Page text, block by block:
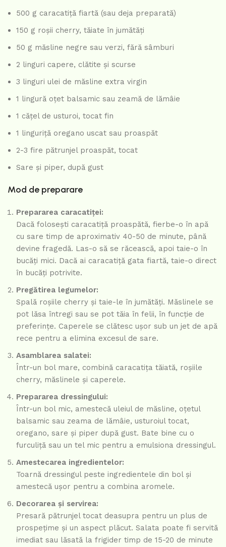
500 g caracatiță fiartă (sau deja preparată)
150 g roșii cherry, tăiate în jumătăți
50 g măsline negre sau verzi, fără sâmburi
2 linguri capere, clătite și scurse
3 linguri ulei de măsline extra virgin
1 lingură oțet balsamic sau zeamă de lămâie
1 cățel de usturoi, tocat fin
1 linguriță oregano uscat sau proaspăt
2-3 fire pătrunjel proaspăt, tocat
Sare și piper, după gust
Mod de preparare
Prepararea caracatiței:
Dacă folosești caracatiță proaspătă, fierbe-o în apă
cu sare timp de aproximativ 40-50 de minute, până
devine fragedă. Las-o să se răcească, apoi taie-o în
bucăți mici. Dacă ai caracatiță gata fiartă, taie-o direct
în bucăți potrivite.
Pregătirea legumelor:
Spală roșiile cherry și taie-le în jumătăți. Măslinele se
pot lăsa întregi sau se pot tăia în felii, în funcție de
preferințe. Caperele se clătesc ușor sub un jet de apă
rece pentru a elimina excesul de sare.
Asamblarea salatei:
Într-un bol mare, combină caracatița tăiată, roșiile
cherry, măslinele și caperele.
Prepararea dressingului:
Într-un bol mic, amestecă uleiul de măsline, oțetul
balsamic sau zeama de lămâie, usturoiul tocat,
oregano, sare și piper după gust. Bate bine cu o
furculiță sau un tel mic pentru a emulsiona dressingul.
Amestecarea ingredientelor:
Toarnă dressingul peste ingredientele din bol și
amestecă ușor pentru a combina aromele.
Decorarea și servirea:
Presară pătrunjel tocat deasupra pentru un plus de
prospețime și un aspect plăcut. Salata poate fi servită
imediat sau lăsată la frigider timp de 15-20 de minute